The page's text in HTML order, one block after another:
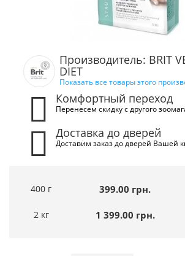
Производитель: BRIT
DIET
Показать все товары этого
Комфортный переход
Перенесем скидку с другого
Доставка до дверей
Доставим заказ до дверей Вашей
400 г 399.00 грн.
2 кг 1 399.00 грн.